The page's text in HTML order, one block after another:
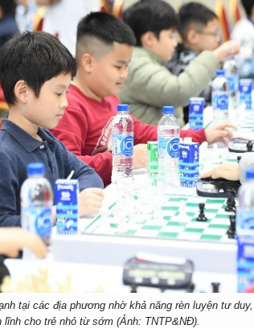
tại các địa phương nhờ khả năng rèn luyện tư
lĩnh cho trẻ nhỏ từ sớm (Ảnh: TNTP&NĐ).